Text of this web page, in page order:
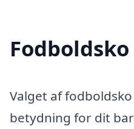
Valget af
betydning for dit